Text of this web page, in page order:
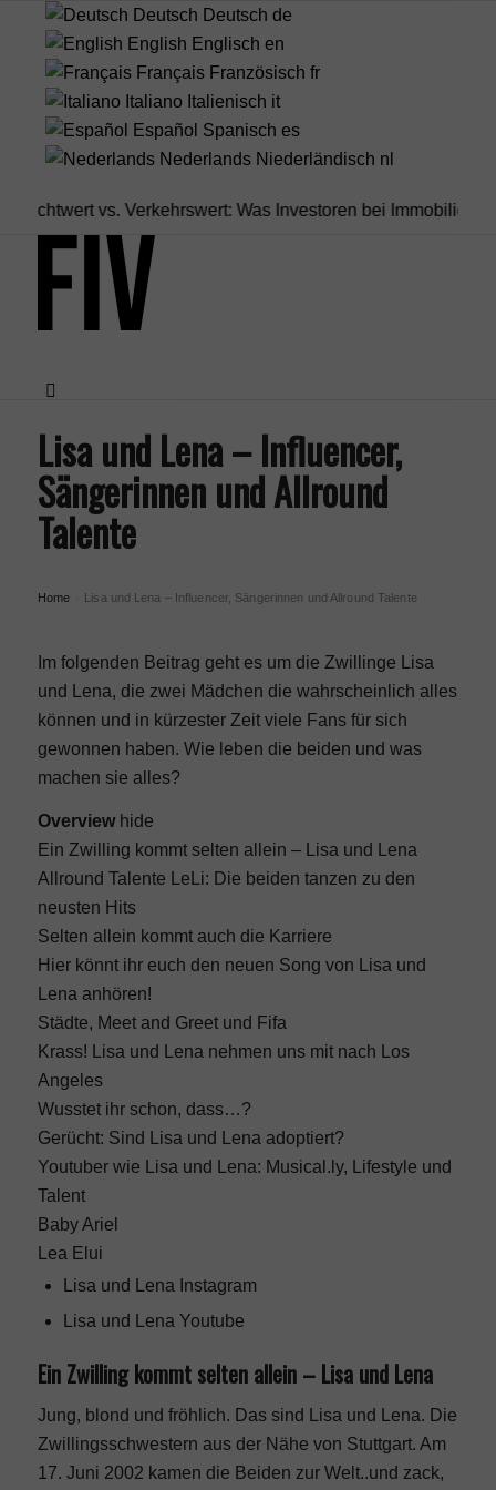
Deutsch Deutsch de
English Englisch en
Français Französisch fr
Italiano Italienisch it
Español Spanisch es
Nederlands Niederländisch nl
vs. Verkehrswert: Was Investoren bei Immobilien...
Menü
Lisa und Lena – Influencer,
Sängerinnen und Allround
Talente
Home Lisa und Lena – Influencer, Sängerinnen und Allround Talente
Im folgenden Beitrag geht es um die Zwillinge Lisa
und Lena, die zwei Mädchen die wahrscheinlich alles
können und in kürzester Zeit viele Fans für sich
gewonnen haben. Wie leben die beiden und was
machen sie alles?
Overview hide
Ein Zwilling kommt selten allein – Lisa und Lena
Allround Talente LeLi: Die beiden tanzen zu den
neusten Hits
Selten allein kommt auch die Karriere
Hier könnt ihr euch den neuen Song von Lisa und
Lena anhören!
Städte, Meet and Greet und Fifa
Krass! Lisa und Lena nehmen uns mit nach Los
Angeles
Wusstet ihr schon, dass…?
Gerücht: Sind Lisa und Lena adoptiert?
Youtuber wie Lisa und Lena: Musical.ly, Lifestyle und
Talent
Baby Ariel
Lea Elui
Lisa und Lena Instagram
Lisa und Lena Youtube
Ein Zwilling kommt selten allein – Lisa und Lena
Jung, blond und fröhlich. Das sind Lisa und Lena. Die
Zwillingsschwestern aus der Nähe von Stuttgart. Am
17. Juni 2002 kamen die Beiden zur Welt..und zack,